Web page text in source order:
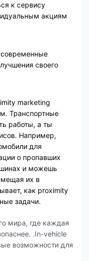
к сервису
акциям
своего
marketing
Транспортные
работы, а ты
Например,
для
о пропавших
и можешь
их в
как proximity
задачи.
мира, где каждая
.In-vehicle
возможности для